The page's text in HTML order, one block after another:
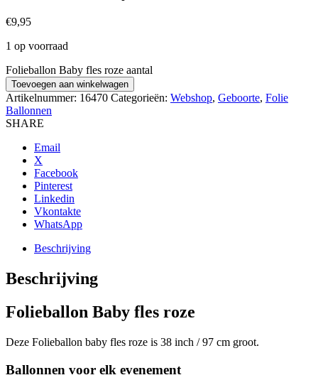
€9,95
1 op voorraad
Folieballon Baby fles roze aantal
Toevoegen aan winkelwagen
Artikelnummer: 16470 Categorieën: Webshop, Geboorte, Folie
Ballonnen
SHARE
Email
X
Facebook
Pinterest
Linkedin
Vkontakte
WhatsApp
Beschrijving
Beschrijving
Folieballon Baby fles roze
Deze Folieballon baby fles roze is 38 inch / 97 cm groot.
Ballonnen voor elk evenement